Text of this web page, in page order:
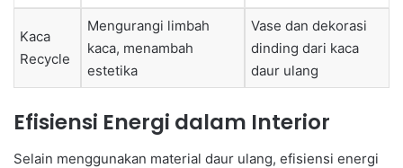
Kaca
Recycle
Mengurangi limbah
kaca, menambah
estetika
Vase dan dekorasi
dinding dari kaca
daur ulang
Efisiensi Energi dalam Interior
Selain menggunakan material daur ulang, efisiensi energi